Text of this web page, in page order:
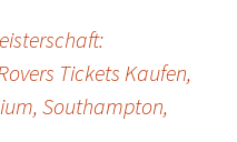
Tickets Kaufen,
Southampton,